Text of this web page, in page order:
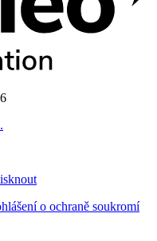
o ochraně soukromí